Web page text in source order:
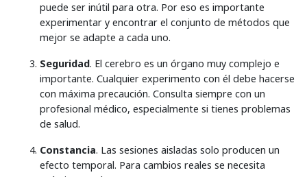
puede ser inútil para otra. Por eso es importante
experimentar y encontrar el conjunto de métodos que
mejor se adapte a cada uno.
Seguridad. El cerebro es un órgano muy complejo e
importante. Cualquier experimento con él debe hacerse
con máxima precaución. Consulta siempre con un
profesional médico, especialmente si tienes problemas
de salud.
Constancia. Las sesiones aisladas solo producen un
efecto temporal. Para cambios reales se necesita